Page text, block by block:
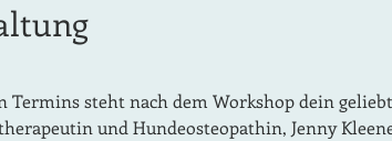
Termins steht nach dem Workshop dein
und Hundeosteopathin, Jenny